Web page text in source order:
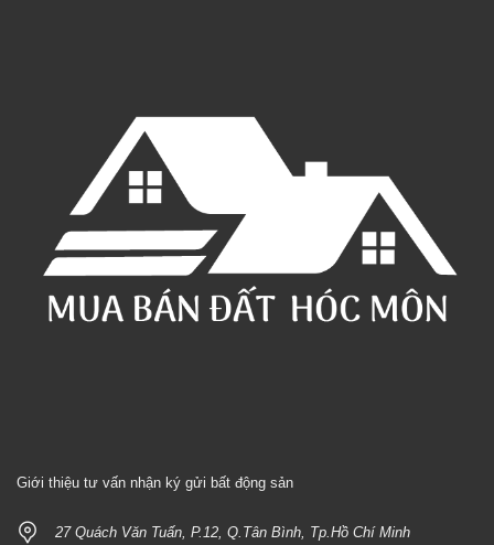
Giới thiệu tư vấn nhận ký gửi bất động sản
27 Quách Văn Tuấn, P.12, Q.Tân Bình, Tp.Hồ Chí Minh